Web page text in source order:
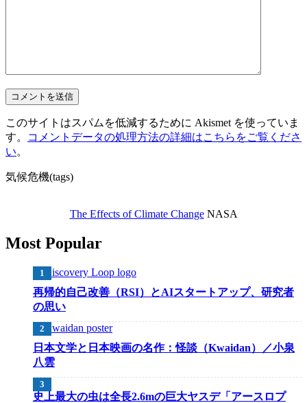
このサイトはスパムを低減するために Akismet を使っていま
す。
コメントデータの処理方法の詳細はこちらをご覧くださ
い。
気候危機(tags)
The Effects of Climate ChangeNASA
Most Popular
再帰的自己改善（RSI）とAIスタートアップ、研究者
の思い
日本文学と日本映画の名作：怪談（Kwaidan）／小泉
八雲
史上最大の虫は全長2.6mの巨大ヤスデ「アースロプ